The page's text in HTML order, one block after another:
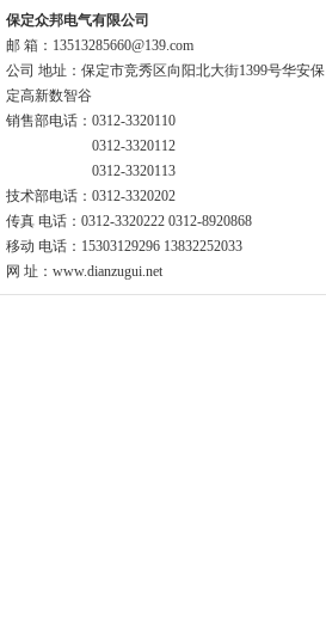
保定众邦电气有限公司
邮 箱：13513285660@139.com
公司 地址：保定市竞秀区向阳北大街1399号华安保
定高新数智谷
销售部电话：0312-3320110
0312-3320112
0312-3320113
技术部电话：0312-3320202
传真 电话：0312-3320222 0312-8920868
移动 电话：15303129296 13832252033
网 址：www.dianzugui.net